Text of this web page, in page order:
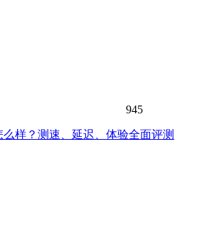
945
么样？测速、延迟、体验全面评测